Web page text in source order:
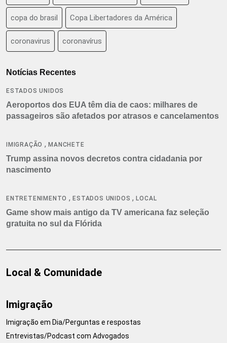
copa do brasil Copa Libertadores da América
coronavirus coronavírus
Notícias Recentes
ESTADOS UNIDOS
Aeroportos dos EUA têm dia de caos: milhares de
passageiros são afetados por atrasos e cancelamentos
IMIGRAÇÃO ,MANCHETE
Trump assina novos decretos contra cidadania por
nascimento
ENTRETENIMENTO ,ESTADOS UNIDOS ,LOCAL
Game show mais antigo da TV americana faz seleção
gratuita no sul da Flórida
Local & Comunidade
Imigração
Imigração em Dia/Perguntas e respostas
Entrevistas/Podcast com Advogados